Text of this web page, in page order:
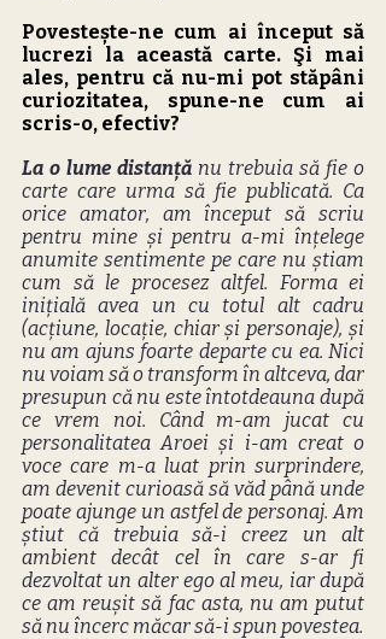
Povestește-ne cum ai început să
lucrezi la această carte. Şi mai
ales, pentru că nu-mi pot stăpâni
curiozitatea, spune-ne cum ai
scris-o, efectiv?
La o lume distanță nu trebuia să fie o
carte care urma să fie publicată. Ca
orice amator, am început să scriu
pentru mine și pentru a-mi înțelege
anumite sentimente pe care nu știam
cum să le procesez altfel. Forma ei
inițială avea un cu totul alt cadru
(acțiune, locație, chiar și personaje), și
nu am ajuns foarte departe cu ea. Nici
nu voiam să o transform în altceva, dar
presupun că nu este întotdeauna după
ce vrem noi. Când m-am jucat cu
personalitatea Aroei și i-am creat o
voce care m-a luat prin surprindere,
am devenit curioasă să văd până unde
poate ajunge un astfel de personaj. Am
știut că trebuia să-i creez un alt
ambient decât cel în care s-ar fi
dezvoltat un alter ego al meu, iar după
ce am reușit să fac asta, nu am putut
să nu încerc măcar să-i spun povestea.